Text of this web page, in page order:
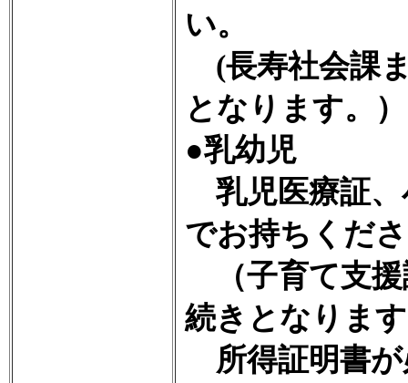
い。
(長寿社会課
となります。）
●乳幼児
乳児医療証、
でお持ちくだ
（子育て支援
続きとなりま
所得証明書が